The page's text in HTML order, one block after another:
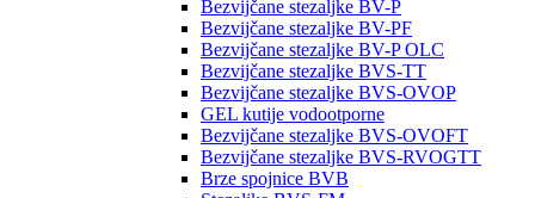
Bezvijčane stezaljke BV-P
Bezvijčane stezaljke BV-PF
Bezvijčane stezaljke BV-P OLC
Bezvijčane stezaljke BVS-TT
Bezvijčane stezaljke BVS-OVOP
GEL kutije vodootporne
Bezvijčane stezaljke BVS-OVOFT
Bezvijčane stezaljke BVS-RVOGTT
Brze spojnice BVB